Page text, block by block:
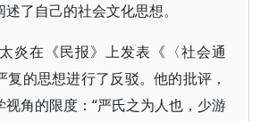
了自己的社会文化思想。
炎在《民报》上发表《〈社会通
复的思想进行了反驳。他的批评，
视角的限度：“严氏之为人也，少游